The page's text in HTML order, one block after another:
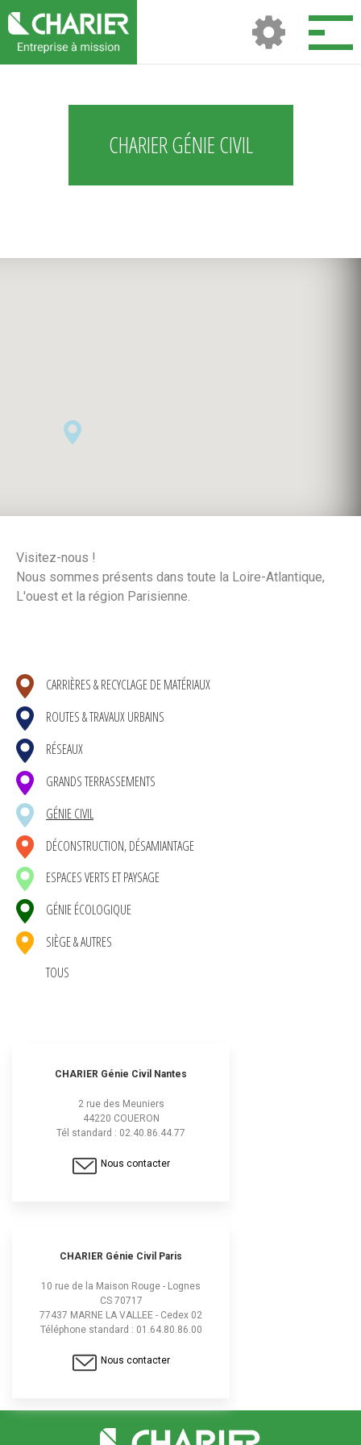
CHARIER GÉNIE CIVIL
Visitez-nous !
Nous sommes présents dans toute la Loire-Atlantique,
L'ouest et la région Parisienne.
CARRIÈRES & RECYCLAGE DE MATÉRIAUX
ROUTES & TRAVAUX URBAINS
RÉSEAUX
GRANDS TERRASSEMENTS
GÉNIE CIVIL
DÉCONSTRUCTION, DÉSAMIANTAGE
ESPACES VERTS ET PAYSAGE
GÉNIE ÉCOLOGIQUE
SIÈGE & AUTRES
TOUS
CHARIER Génie Civil Nantes
2 rue des Meuniers
44220 COUERON
Tél standard : 02.40.86.44.77
Nous contacter
CHARIER Génie Civil Paris
10 rue de la Maison Rouge - Lognes
CS 70717
77437 MARNE LA VALLEE - Cedex 02
Téléphone standard : 01.64.80.86.00
Nous contacter